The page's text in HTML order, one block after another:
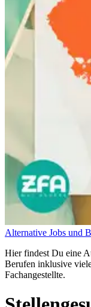
Alternative Jobs und
Hier findest Du eine
Berufen inklusive
Fachangestellte.